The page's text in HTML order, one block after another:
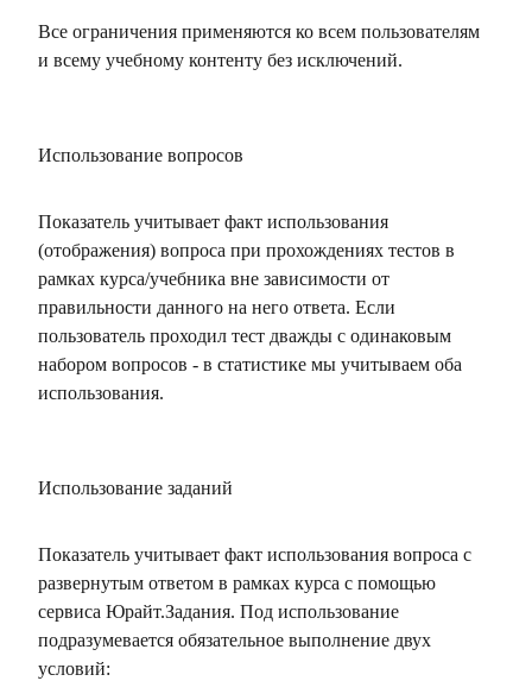
Все ограничения применяются ко всем пользователям
и всему учебному контенту без исключений.
Использование вопросов
Показатель учитывает факт использования
(отображения) вопроса при прохождениях тестов в
рамках курса/учебника вне зависимости от
правильности данного на него ответа. Если
пользователь проходил тест дважды с одинаковым
набором вопросов - в статистике мы учитываем оба
использования.
Использование заданий
Показатель учитывает факт использования вопроса с
развернутым ответом в рамках курса с помощью
сервиса Юрайт.Задания. Под использование
подразумевается обязательное выполнение двух
условий: